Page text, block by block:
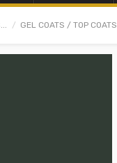
GEL COATS / TOP COATS